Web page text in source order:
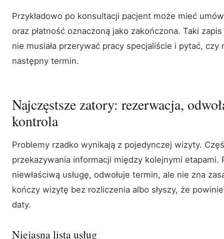
Przykładowo po konsultacji pacjent może mieć
oraz płatność oznaczoną jako zakończona. Taki
nie musiała przerywać pracy specjaliście i pytać, czy
następny termin.
Najczęstsze zatory: rezerwacja,
kontrola
Problemy rzadko wynikają z pojedynczej wizyty.
przekazywania informacji między kolejnymi etapami.
niewłaściwą usługę, odwołuje termin, ale nie zna
kończy wizytę bez rozliczenia albo słyszy, że
daty.
Niejasna lista usług